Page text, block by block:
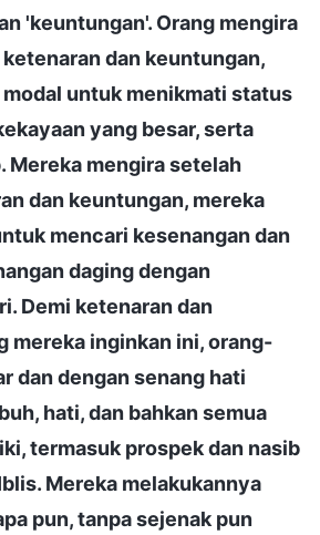
'keuntungan'. Orang mengira
dan keuntungan,
untuk menikmati status
yang besar, serta
Mereka mengira setelah
dan keuntungan, mereka
mencari kesenangan dan
daging dengan
Demi ketenaran dan
mereka inginkan ini, orang-
dan dengan senang hati
hati, dan bahkan semua
termasuk prospek dan nasib
Mereka melakukannya
pun, tanpa sejenak pun